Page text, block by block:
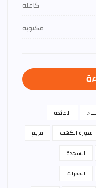
كاملة
مكتوبة
المائدة
سورة الكهف
مريم
السجدة
الحجرات